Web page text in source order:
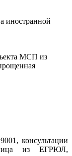
иностранной
МСП из
консультации
из ЕГРЮЛ,